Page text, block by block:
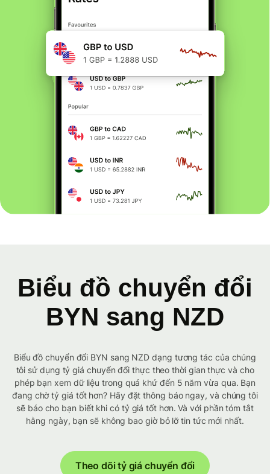
Biểu đồ chuyển đổi
BYN sang NZD
Biểu đồ chuyển đổi BYN sang NZD dạng tương tác của chúng
tôi sử dụng tỷ giá chuyển đổi thực theo thời gian thực và cho
phép bạn xem dữ liệu trong quá khứ đến 5 năm vừa qua. Bạn
đang chờ tỷ giá tốt hơn? Hãy đặt thông báo ngay, và chúng tôi
sẽ báo cho bạn biết khi có tỷ giá tốt hơn. Và với phần tóm tắt
hằng ngày, bạn sẽ không bao giờ bỏ lỡ tin tức mới nhất.
Theo dõi tỷ giá chuyển đổi